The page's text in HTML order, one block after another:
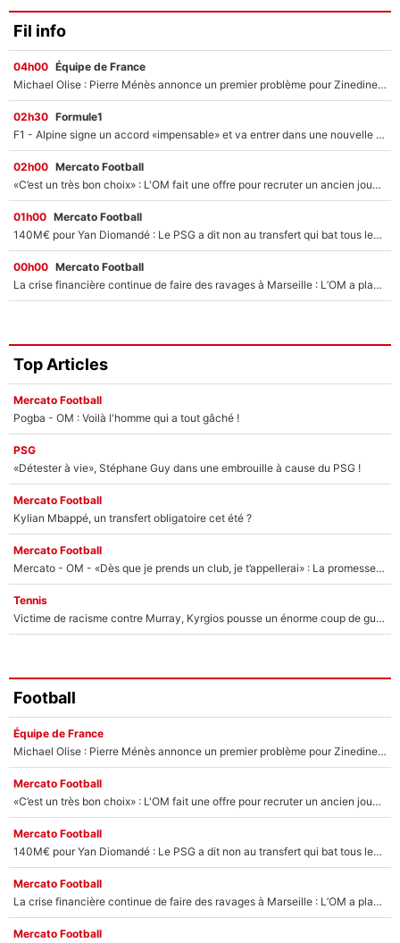
Fil info
04h00 Équipe de France
Michael Olise : Pierre Ménès annonce un premier problème pour Zinedine Zidane en équipe de France
02h30 Formule1
F1 - Alpine signe un accord «impensable» et va entrer dans une nouvelle dimension : Grande nouvelle pour Pierre Gasly !
02h00 Mercato Football
«C’est un très bon choix» : L'OM fait une offre pour recruter un ancien joueur du PSG... et c'est validé dans l'After Foot !
01h00 Mercato Football
140M€ pour Yan Diomandé : Le PSG a dit non au transfert qui bat tous les records sur le mercato
00h00 Mercato Football
La crise financière continue de faire des ravages à Marseille : L’OM a placé 12 joueurs sur le marché des transferts… et ça pourrait lui rapporter près de 100M€ !
Top Articles
Mercato Football
Pogba - OM : Voilà l'homme qui a tout gâché !
PSG
«Détester à vie», Stéphane Guy dans une embrouille à cause du PSG !
Mercato Football
Kylian Mbappé, un transfert obligatoire cet été ?
Mercato Football
Mercato - OM - «Dès que je prends un club, je t’appellerai» : La promesse de Marcelino au moment de claquer la porte
Tennis
Victime de racisme contre Murray, Kyrgios pousse un énorme coup de gueule !
Football
Équipe de France
Michael Olise : Pierre Ménès annonce un premier problème pour Zinedine Zidane en équipe de France
Mercato Football
«C’est un très bon choix» : L'OM fait une offre pour recruter un ancien joueur du PSG... et c'est validé dans l'After Foot !
Mercato Football
140M€ pour Yan Diomandé : Le PSG a dit non au transfert qui bat tous les records sur le mercato
Mercato Football
La crise financière continue de faire des ravages à Marseille : L’OM a placé 12 joueurs sur le marché des transferts… et ça pourrait lui rapporter près de 100M€ !
Mercato Football